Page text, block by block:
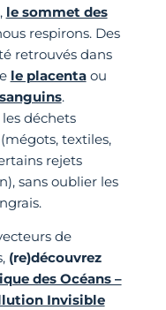
le sommet des
respirons. Des
retrouvés dans
le placentaou
.
déchets
textiles,
rejets
sans oublier les
de
(re)découvrez
des Océans –
Invisible